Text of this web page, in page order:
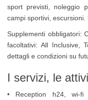
sport previsti, noleggio
campi sportivi, escursioni.
Supplementi obbligatori:
facoltativi: All Inclusive,
dettagli e condizioni su
I servizi, le
• Reception h24, wi-fi